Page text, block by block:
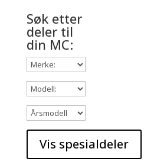
Søk etter
deler til
din MC: